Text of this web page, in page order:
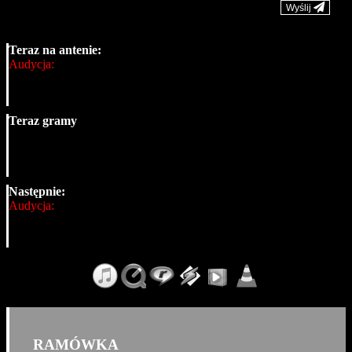
Wyślij
Teraz na antenie:
Audycja:
Teraz gramy
Następnie:
Audycja:
RAMÓWKA